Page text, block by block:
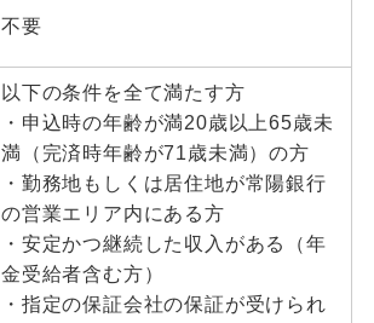
不要
以下の条件を全て満たす方
・申込時の年齢が満20歳以上65歳未
満（完済時年齢が71歳未満）の方
・勤務地もしくは居住地が常陽銀行
の営業エリア内にある方
・安定かつ継続した収入がある（年
金受給者含む方）
・指定の保証会社の保証が受けられ